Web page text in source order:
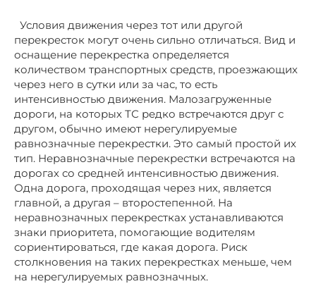
Условия движения через тот или другой
перекресток могут очень сильно отличаться. Вид и
оснащение перекрестка определяется
количеством транспортных средств, проезжающих
через него в сутки или за час, то есть
интенсивностью движения. Малозагруженные
дороги, на которых ТС редко встречаются друг с
другом, обычно имеют нерегулируемые
равнозначные перекрестки. Это самый простой их
тип. Неравнозначные перекрестки встречаются на
дорогах со средней интенсивностью движения.
Одна дорога, проходящая через них, является
главной, а другая – второстепенной. На
неравнозначных перекрестках устанавливаются
знаки приоритета, помогающие водителям
сориентироваться, где какая дорога. Риск
столкновения на таких перекрестках меньше, чем
на нерегулируемых равнозначных.